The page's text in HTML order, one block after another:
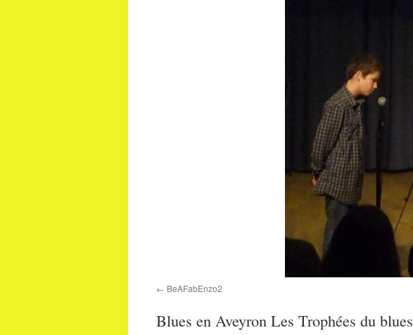
BeAFabEnzo2
Blues en Aveyron Les Trophées du blues